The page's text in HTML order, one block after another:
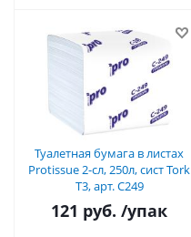
Туалетная бумага в листах
Protissue 2-сл, 250л, сист Tork
T3, арт. С249
121 руб. /упак